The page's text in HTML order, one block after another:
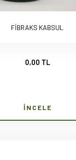
FİBRAKS KABSUL
0,00 TL
İNCELE